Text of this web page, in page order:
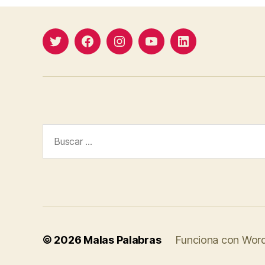
TwitterFacebookInstagramYouTubeLinkedin
© 2026 Malas Palabras Funciona con